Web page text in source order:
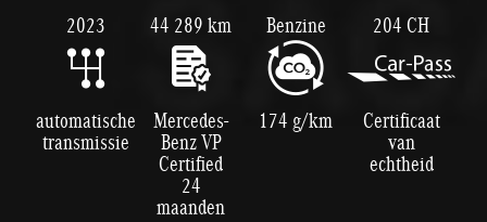
2023 44 289 km Benzine 204 CH
automatische
transmissie
Mercedes-
Benz VP
Certified
24
maanden
174 g/km Certificaat
van
echtheid